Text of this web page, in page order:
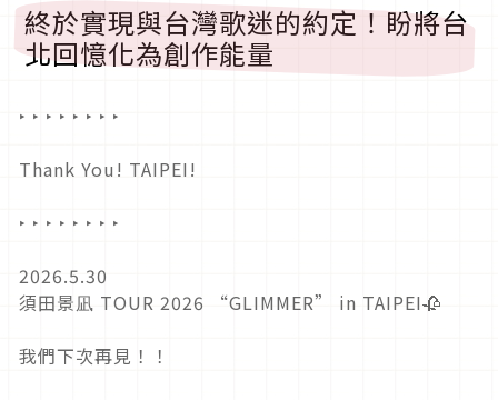
終於實現與台灣歌迷的約定！盼將台
北回憶化為創作能量
‣ ‣ ‣ ‣ ‣ ‣ ‣ ‣
Thank You! TAIPEI!
‣ ‣ ‣ ‣ ‣ ‣ ‣ ‣
2026.5.30
須田景凪 TOUR 2026 “GLIMMER” in TAIPEI🥀
我們下次再見！！